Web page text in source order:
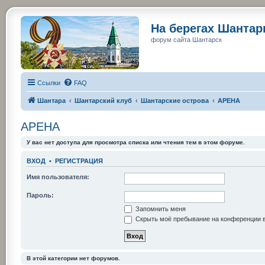
На берегах
форум сайта Шантарск
Ссылки FAQ
Шантара Шантарский клуб Шантарские острова АРЕНА
АРЕНА
У вас нет доступа для просмотра списка или чтения тем в этом форуме.
ВХОД • РЕГИСТРАЦИЯ
Имя пользователя:
Пароль:
Запомнить меня
Скрыть моё пребывание на конференции
В этой категории нет форумов.